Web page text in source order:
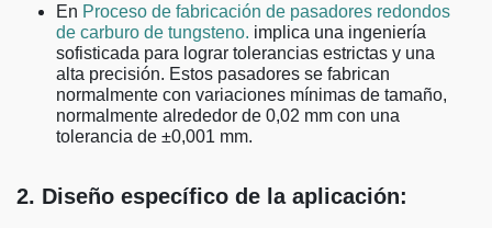
En Proceso de fabricación de pasadores redondos
de carburo de tungsteno. implica una ingeniería
sofisticada para lograr tolerancias estrictas y una
alta precisión. Estos pasadores se fabrican
normalmente con variaciones mínimas de tamaño,
normalmente alrededor de 0,02 mm con una
tolerancia de ±0,001 mm.
2. Diseño específico de la aplicación: